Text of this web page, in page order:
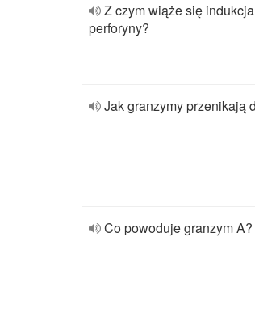
Z czym wiąże się
perforyny?
Jak granzymy przenikają
Co powoduje granzym